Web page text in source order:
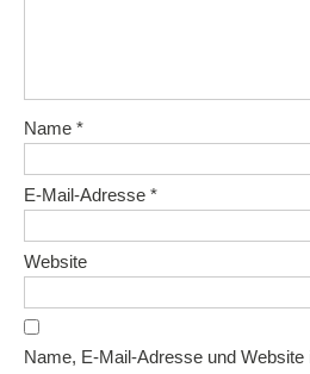
Name *
E-Mail-Adresse *
Website
Name, E-Mail-Adresse und